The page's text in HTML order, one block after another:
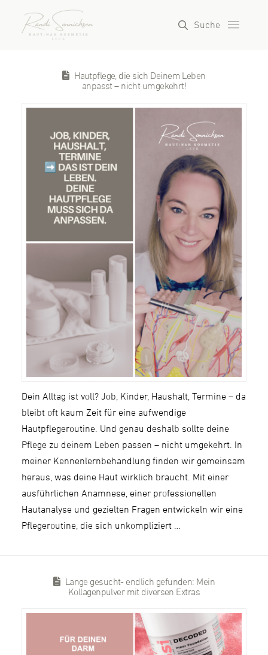
Suche
Hautpflege, die sich Deinem Leben
anpasst – nicht umgekehrt!
Dein Alltag ist voll? Job, Kinder, Haushalt, Termine – da
bleibt oft kaum Zeit für eine aufwendige
Hautpflegeroutine. Und genau deshalb sollte deine
Pflege zu deinem Leben passen – nicht umgekehrt. In
meiner Kennenlernbehandlung finden wir gemeinsam
heraus, was deine Haut wirklich braucht. Mit einer
ausführlichen Anamnese, einer professionellen
Hautanalyse und gezielten Fragen entwickeln wir eine
Pflegeroutine, die sich unkompliziert …
Lange gesucht- endlich gefunden: Mein
Kollagenpulver mit diversen Extras